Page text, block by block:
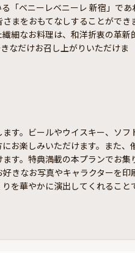
「ベニーレベニーレ 新宿」であ
まをおもてなしすることができ
細なお料理は、和洋折衷の革新
なだけお召し上がりいただけま
す。ビールやウイスキー、ソフ
お楽しみいただけます。また、
す。特典満載の本プランでお集
きなお写真やキャラクターを印
を華やかに演出してくれること